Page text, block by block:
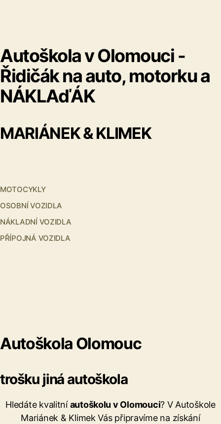
Autoškola v Olomouci -
Řidičák na auto, motorku a
NÁKLAďÁK
MARIÁNEK & KLIMEK
MOTOCYKLY
OSOBNÍ VOZIDLA
NÁKLADNÍ VOZIDLA
PŘÍPOJNÁ VOZIDLA
Autoškola Olomouc
trošku jiná autoškola
Hledáte kvalitníautoškolu v Olomouci? V Autoškole
Mariánek & Klimek Vás připravíme na získání